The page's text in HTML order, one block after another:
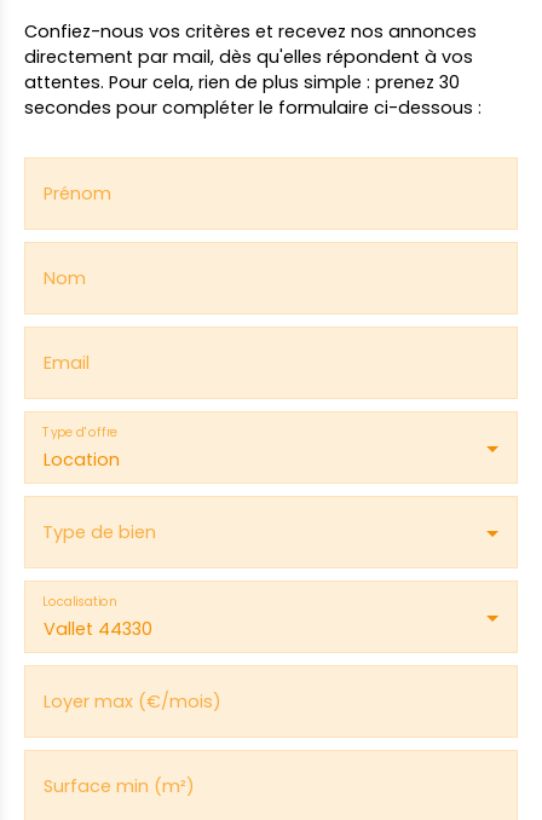
Confiez-nous vos critères et recevez nos annonces
directement par mail, dès qu'elles répondent à vos
attentes. Pour cela, rien de plus simple : prenez 30
secondes pour compléter le formulaire ci-dessous :
Prénom
Nom
Email
Location
Type d'offre
Type de bien
Vallet 44330
Localisation
Loyer max (€/mois)
Surface min (m²)